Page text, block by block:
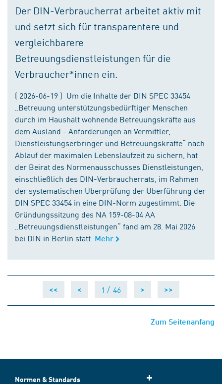
Der DIN-Verbraucherrat arbeitet aktiv mit
und setzt sich für transparentere und
vergleichbarere
Betreuungsdienstleistungen für die
Verbraucher*innen ein.
( 2026-06-19 ) Um die Inhalte der DIN SPEC 33454
„Betreuung unterstützungsbedürftiger Menschen
durch im Haushalt wohnende Betreuungskräfte aus
dem Ausland - Anforderungen an Vermittler,
Dienstleistungserbringer und Betreuungskräfte“ nach
Ablauf der maximalen Lebenslaufzeit zu sichern, hat
der Beirat des Normenausschusses Dienstleistungen,
einschließlich des DIN-Verbraucherrats, im Rahmen
der systematischen Überprüfung der Überführung der
DIN SPEC 33454 in eine DIN-Norm zugestimmt. Die
Gründungssitzung des NA 159-08-04 AA
„Betreuungsdienstleistungen“ fand am 28. Mai 2026
bei DIN in Berlin statt. Mehr
<< < 1 / 46 > >>
Zum Seitenanfang
Normen & Standards